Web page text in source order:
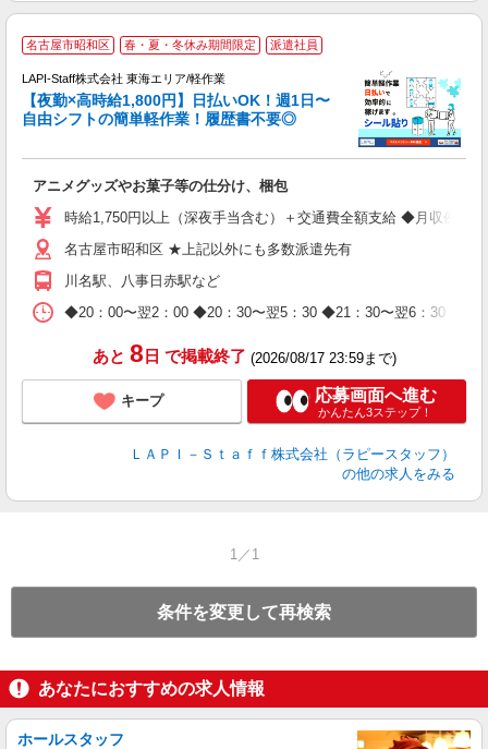
名古屋市昭和区 春・夏・冬休み期間限定 派遣社員
LAPI-Staff株式会社 東海エリア/軽作業
【夜勤×高時給1,800円】日払いOK！週1日〜
自由シフトの簡単軽作業！履歴書不要◎
アニメグッズやお菓子等の仕分け、梱包
時給1,750円以上（深夜手当含む）＋交通費全額支給 ◆月収例
名古屋市昭和区 ★上記以外にも多数派遣先有
川名駅、八事日赤駅など
◆20：00〜翌2：00 ◆20：30〜翌5：30 ◆21：30〜翌6：30 ◆22
あと 8 日 で掲載終了 (2026/08/17 23:59まで)
キープ 応募画面へ進む
かんたん3ステップ！
ＬＡＰＩ－Ｓｔａｆｆ株式会社（ラピースタッフ）
の他の求人をみる
1／1
条件を変更して再検索
あなたにおすすめの求人情報
ホールスタッフ